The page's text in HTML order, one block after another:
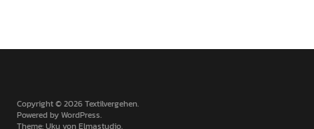
Copyright © 2026 Textilvergehen
Powered byWordPress
Theme: Uku vonElmastudio